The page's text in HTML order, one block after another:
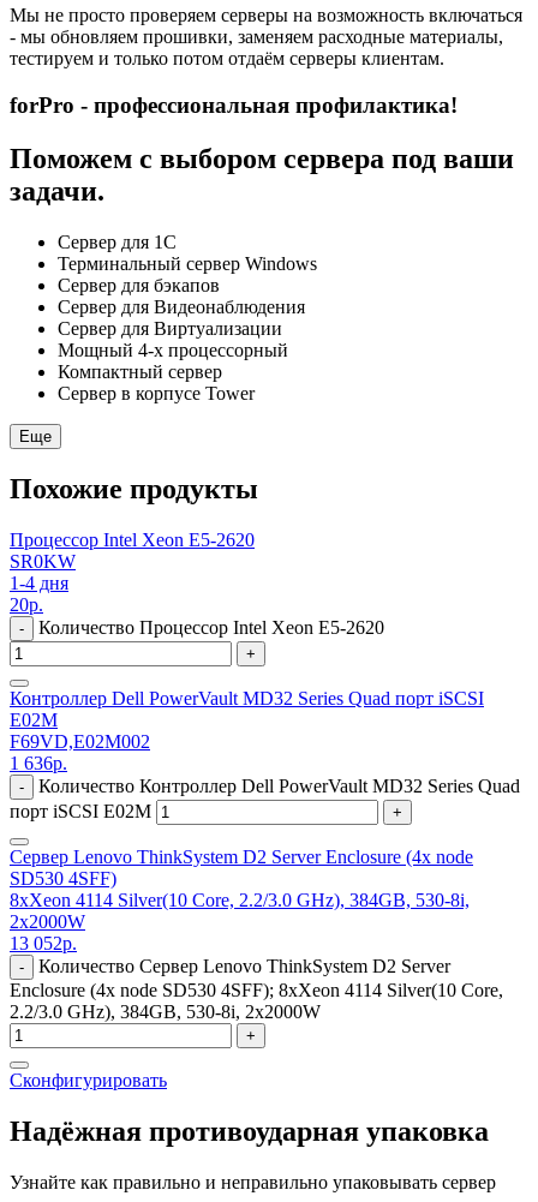
Мы не просто проверяем серверы на возможность включаться
- мы обновляем прошивки, заменяем расходные материалы,
тестируем и только потом отдаём серверы клиентам.
forPro - профессиональная профилактика!
Поможем с выбором сервера под ваши
задачи.
Сервер для 1С
Терминальный сервер Windows
Сервер для бэкапов
Сервер для Видеонаблюдения
Сервер для Виртуализации
Мощный 4-х процессорный
Компактный сервер
Сервер в корпусе Tower
Еще
Похожие продукты
Процессор Intel Xeon E5-2620
SR0KW
1-4 дня
20р.
- Количество Процессор Intel Xeon E5-2620
+
Контроллер Dell PowerVault MD32 Series Quad порт iSCSI
E02M
F69VD,E02M002
1 636р.
-
Количество Контроллер Dell PowerVault MD32 Series Quad
порт iSCSI E02M
+
Сервер Lenovo ThinkSystem D2 Server Enclosure (4x node
SD530 4SFF)
8xXeon 4114 Silver(10 Core, 2.2/3.0 GHz), 384GB, 530-8i,
2x2000W
13 052р.
-
Количество Сервер Lenovo ThinkSystem D2 Server
Enclosure (4x node SD530 4SFF); 8xXeon 4114 Silver(10 Core,
2.2/3.0 GHz), 384GB, 530-8i, 2x2000W
+
Сконфигурировать
Надёжная противоударная упаковка
Узнайте как правильно и неправильно упаковывать сервер